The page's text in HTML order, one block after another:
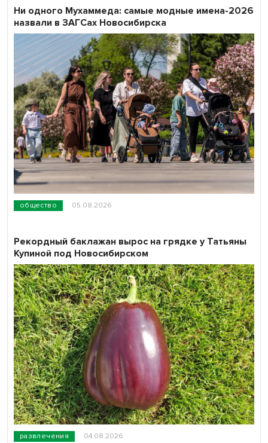
общество 05.08.2026
Ни одного Мухаммеда: самые модные имена-2026
назвали в ЗАГСах Новосибирска
развлечения 04.08.2026
Рекордный баклажан вырос на грядке у Татьяны
Купиной под Новосибирском